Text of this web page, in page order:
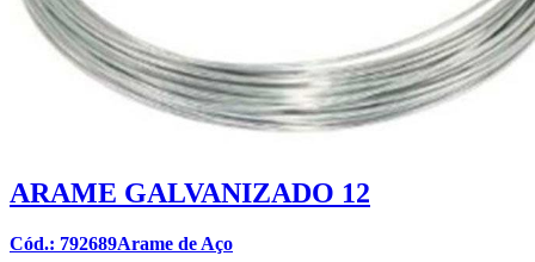
ARAME GALVANIZADO 12
Cód.: 792689Arame de Aço